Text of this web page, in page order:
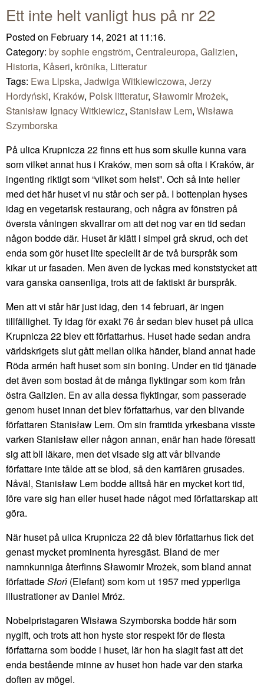
Ett inte helt vanligt hus på nr 22
Posted on February 14, 2021 at 11:16.
Category: by sophie engström, Centraleuropa, Galizien,
Historia, Kåseri, krönika, Litteratur
Tags: Ewa Lipska, Jadwiga Witkiewiczowa, Jerzy
Hordyński, Kraków, Polsk litteratur, Sławomir Mrożek,
Stanisław Ignacy Witkiewicz, Stanisław Lem, Wisława
Szymborska
På ulica Krupnicza 22 finns ett hus som skulle kunna vara
som vilket annat hus i Kraków, men som så ofta i Kraków, är
ingenting riktigt som “vilket som helst”. Och så inte heller
med det här huset vi nu står och ser på. I bottenplan hyses
idag en vegetarisk restaurang, och några av fönstren på
översta våningen skvallrar om att det nog var en tid sedan
någon bodde där. Huset är klätt i simpel grå skrud, och det
enda som gör huset lite speciellt är de två burspråk som
kikar ut ur fasaden. Men även de lyckas med konststycket att
vara ganska oansenliga, trots att de faktiskt är burspråk.
Men att vi står här just idag, den 14 februari, är ingen
tillfällighet. Ty idag för exakt 76 år sedan blev huset på ulica
Krupnicza 22 blev ett författarhus. Huset hade sedan andra
världskrigets slut gått mellan olika händer, bland annat hade
Röda armén haft huset som sin boning. Under en tid tjänade
det även som bostad åt de många flyktingar som kom från
östra Galizien. En av alla dessa flyktingar, som passerade
genom huset innan det blev författarhus, var den blivande
författaren Stanisław Lem. Om sin framtida yrkesbana visste
varken Stanisław eller någon annan, enär han hade föresatt
sig att bli läkare, men det visade sig att vår blivande
författare inte tålde att se blod, så den karriären grusades.
Nåväl, Stanisław Lem bodde alltså här en mycket kort tid,
före vare sig han eller huset hade något med författarskap att
göra.
När huset på ulica Krupnicza 22 då blev författarhus fick det
genast mycket prominenta hyresgäst. Bland de mer
namnkunniga återfinns Sławomir Mrożek, som bland annat
författadeSłoń (Elefant) som kom ut 1957 med ypperliga
illustrationer av Daniel Mróz.
Nobelpristagaren Wisława Szymborska bodde här som
nygift, och trots att hon hyste stor respekt för de flesta
författarna som bodde i huset, lär hon ha slagit fast att det
enda bestående minne av huset hon hade var den starka
doften av mögel.